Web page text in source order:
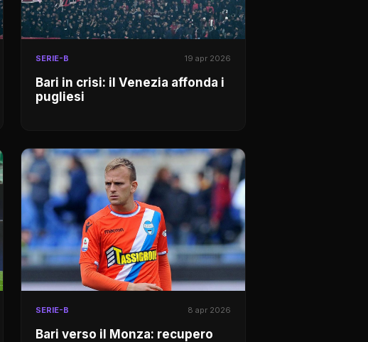
SERIE-B 19 apr 2026
Bari in crisi: il Venezia affonda i
pugliesi
SERIE-B 8 apr 2026
Bari verso il Monza: recupero